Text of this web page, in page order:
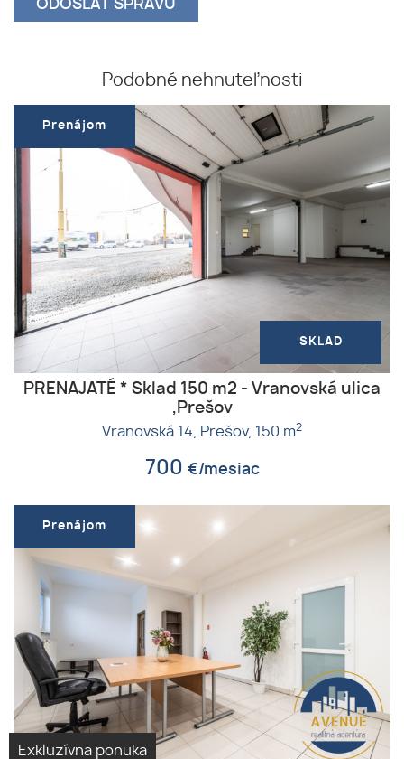
Podobné nehnuteľnosti
Prenájom
SKLAD
PRENAJATÉ * Sklad 150 m2 - Vranovská ulica
,Prešov
Vranovská 14, Prešov, 150 m2
700 €/mesiac
Exkluzívna ponuka
Prenájom